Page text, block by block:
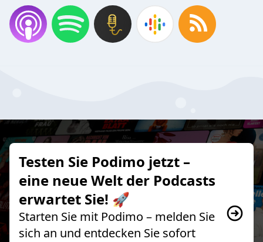
Testen Sie Podimo jetzt –
eine neue Welt der Podcasts
erwartet Sie! 🚀
Starten Sie mit Podimo – melden Sie
sich an und entdecken Sie sofort